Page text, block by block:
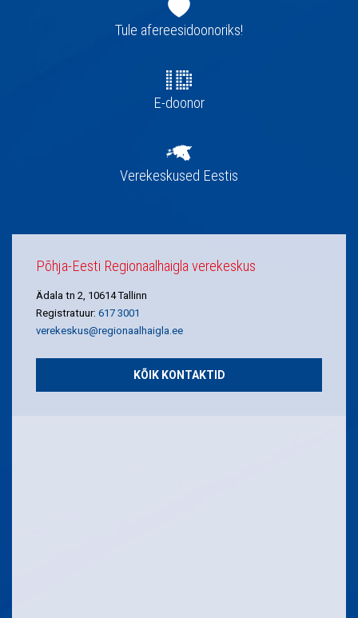
navigatsioonTule afereesidoonoriks!
E-doonor
Verekeskused Eestis
Põhja-Eesti Regionaalhaigla verekeskus
Ädala tn 2, 10614 Tallinn
Registratuur: 617 3001
verekeskus@regionaalhaigla.ee
KÕIK KONTAKTID